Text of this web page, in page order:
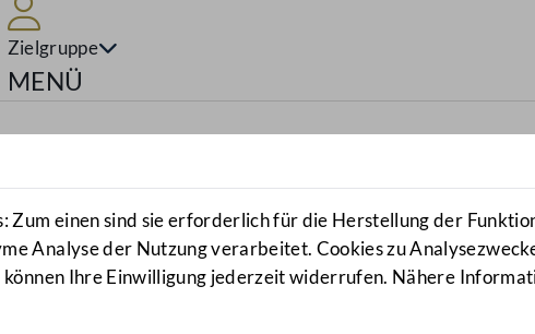
Zielgruppe
Navigationsmenü öffnen
MENÜ
Zum einen sind sie erforderlich für die Herstellung der
Analyse der Nutzung verarbeitet. Cookies zu
Ihre Einwilligung jederzeit widerrufen. Nähere